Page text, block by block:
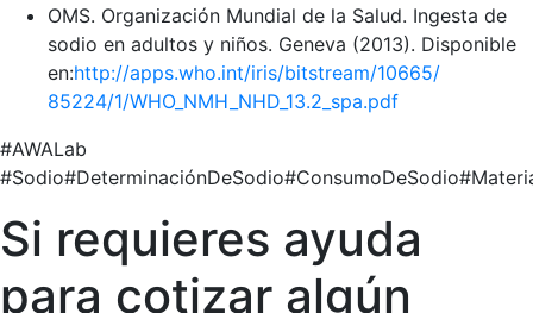
OMS. Organización Mundial de la Salud. Ingesta de
sodio en adultos y niños. Geneva (2013). Disponible
en:http://apps.who.int/iris/bitstream/10665/
85224/1/WHO_NMH_NHD_13.2_spa.pdf
#AWALab
#Sodio#DeterminaciónDeSodio#ConsumoDeSodio#
Si requieres ayuda
para cotizar algún